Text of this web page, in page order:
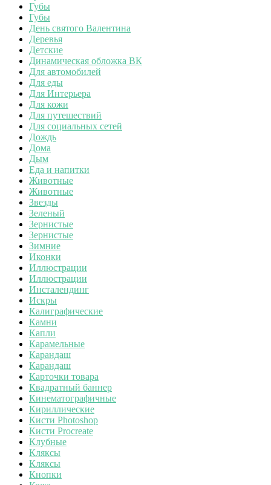
Губы
Губы
День святого Валентина
Деревья
Детские
Динамическая обложка ВК
Для автомобилей
Для еды
Для Интерьера
Для кожи
Для путешествий
Для социальных сетей
Дождь
Дома
Дым
Еда и напитки
Животные
Животные
Звезды
Зеленый
Зернистые
Зернистые
Зимние
Иконки
Иллюстрации
Иллюстрации
Инсталендинг
Искры
Калиграфические
Камни
Капли
Карамельные
Карандаш
Карандаш
Карточки товара
Квадратный баннер
Кинематографичные
Кириллические
Кисти Photoshop
Кисти Procreate
Клубные
Кляксы
Кляксы
Кнопки